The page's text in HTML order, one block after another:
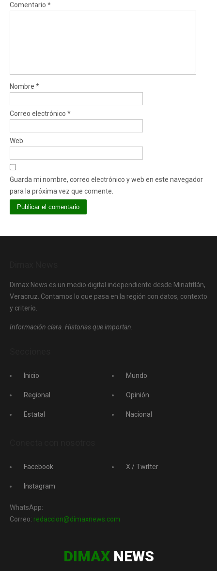
Comentario *
Nombre *
Correo electrónico *
Web
Guarda mi nombre, correo electrónico y web en este navegador
para la próxima vez que comente.
Dimax News es un medio digital independiente desde Minatitlán,
Veracruz. Contamos lo que pasa en la región con datos, contexto
y criterio.
Información clara. Historias que importan.
Inicio
Regional
Estatal
Mundo
Opinión
Nacional
Facebook
Instagram
X / Twitter
WhatsApp:
Correo: redaccion@dimaxnews.com
DIMAXNEWS